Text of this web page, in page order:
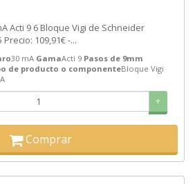
109,91€ -...
30 mA GamaActi 9 Pasos de 9mm
de producto o componenteBloque Vigi
+
Comprar